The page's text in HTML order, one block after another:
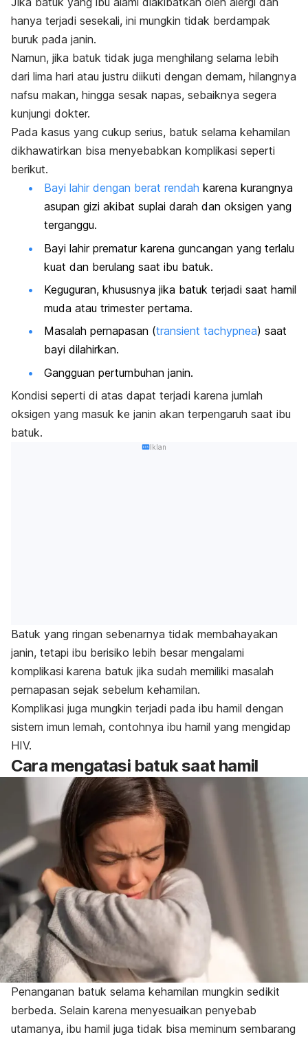
hanya terjadi sesekali, ini mungkin tidak berdampak
buruk pada janin.
Namun, jika batuk tidak juga menghilang selama lebih
dari lima hari atau justru diikuti dengan demam, hilangnya
nafsu makan, hingga sesak napas, sebaiknya segera
kunjungi dokter.
Pada kasus yang cukup serius, batuk selama kehamilan
dikhawatirkan bisa menyebabkan komplikasi seperti
berikut.
Bayi lahir dengan berat rendah karena kurangnya
asupan gizi akibat suplai darah dan oksigen yang
terganggu.
Bayi lahir prematur karena guncangan yang terlalu
kuat dan berulang saat ibu batuk.
Keguguran, khususnya jika batuk terjadi saat hamil
muda atau trimester pertama.
Masalah pernapasan (transient tachypnea) saat
bayi dilahirkan.
Gangguan pertumbuhan janin.
Kondisi seperti di atas dapat terjadi karena jumlah
oksigen yang masuk ke janin akan terpengaruh saat ibu
batuk.
Iklan
Batuk yang ringan sebenarnya tidak membahayakan
janin, tetapi ibu berisiko lebih besar mengalami
komplikasi karena batuk jika sudah memiliki masalah
pernapasan sejak sebelum kehamilan.
Komplikasi juga mungkin terjadi pada ibu hamil dengan
sistem imun lemah, contohnya ibu hamil yang mengidap
HIV.
Cara mengatasi batuk saat hamil
Penanganan batuk selama kehamilan mungkin sedikit
berbeda. Selain karena menyesuaikan penyebab
utamanya, ibu hamil juga tidak bisa meminum sembarang